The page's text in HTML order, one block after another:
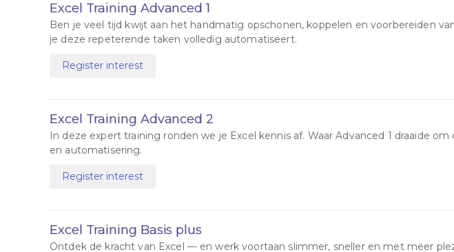
Excel Training Advanced 1
Ben je veel tijd kwijt aan het handmatig opschonen, koppelen en voorbereiden
je deze repeterende taken volledig automatiseert.
Register interest
Excel Training Advanced 2
In deze expert training ronden we je Excel kennis af. Waar Advanced 1 draaide
en automatisering.
Register interest
Excel Training Basis plus
Ontdek de kracht van Excel — en werk voortaan slimmer, sneller en met meer